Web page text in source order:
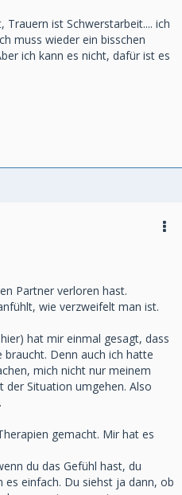
ist Schwerstarbeit.... ich
muss wieder ein bisschen
ich kann es nicht, dafür ist es
Partner verloren hast.
wie verzweifelt man ist.
hat mir einmal gesagt, dass
Denn auch ich hatte
mich nicht nur meinem
der Situation umgehen. Also
gemacht. Mir hat es
du das Gefühl hast, du
einfach. Du siehst ja dann, ob